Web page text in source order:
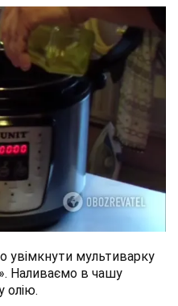
увімкнути мультиварку
Наливаємо в чашу
олію.